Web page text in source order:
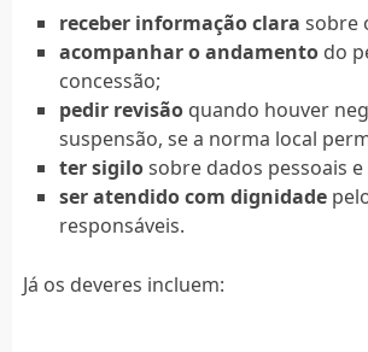
receber informação clara sobre
acompanhar o andamentodo
concessão;
pedir revisãoquando houver
suspensão, se a norma local
ter sigilosobre dados pessoais e
ser atendido com dignidade
responsáveis.
Já os deveres incluem: